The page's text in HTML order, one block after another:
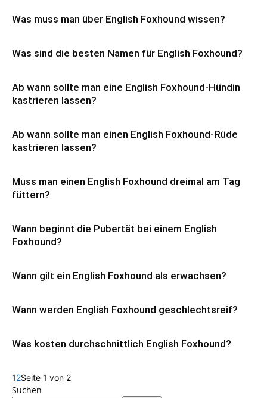
Was muss man über English Foxhound wissen?
Was sind die besten Namen für English Foxhound?
Ab wann sollte man eine English Foxhound-Hündin
kastrieren lassen?
Ab wann sollte man einen English Foxhound-Rüde
kastrieren lassen?
Muss man einen English Foxhound dreimal am Tag
füttern?
Wann beginnt die Pubertät bei einem English
Foxhound?
Wann gilt ein English Foxhound als erwachsen?
Wann werden English Foxhound geschlechtsreif?
Was kosten durchschnittlich English Foxhound?
12Seite 1 von 2
Suchen